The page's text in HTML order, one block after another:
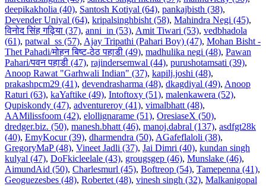
deepikakholia (40), Santosh Kotiyal (64), pankajbisth (38),
Devender Uniyal (64), kripalsinghbisht (58), Mahindra Negi (45),
विनोद सिंह गढ़िया (37), anni_in (53), Amit Tiwari (53), vedbhadola
(61), patwal_ss (57), Ajay Tripathi (Pahari Boy) (47), Mohan Bisht -
Thet Pahadi/मोहन बिष्ट-ठेठ पहाडी (49), madhulika negi (48), Pawan
Pahari/पवन पहाडी (47), rajindersemwal (44), purushotamsati (39),
Anoop Rawat "Garhwali Indian" (37), kapilj.joshi (48),
prakashpcm29 (41), devendrasharma (48), dkagdiyal (49), Anoop
Raturi (63), kaYaftike (49), Intoftoxy (51), malenkawera (52),
Qupiskondy (47), adventureroy (41), vimalbhatt (48),
AAMilissfoom (42), elollignarame (51), OresiaseX (50),
dredger.biz. (50), manesh.bhatt (46), manoj.dabral (137), asdfgt28k
(40), EmyKocur (39), dharmendra (50), AGafeflaloli (38),
GregoryMaP (48), Vineet Jadli (37), Jai Dimri (40), kundan singh
kulyal (47), DoFkicleelale (43), grougsgep (46), Munslake (46),
AimundAid (50), Charlesmurl (45), Boftreop (54), Tamepenna (41),
Geoguezesbes (48), Robertet (48), vinesh singh (32), Malkanigopal